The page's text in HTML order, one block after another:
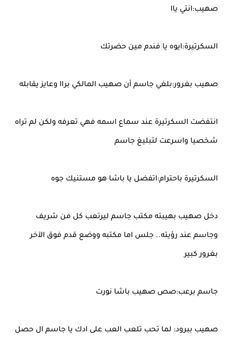
صهيب:انتي ياا
السكرتيرة:ايوه يا فندم مين حضرتك
صهيب بغرور:بلغي جاسم أن صهيب المالكي براا وعايز يقابله
انتفضت السكرتيرة عند سماع اسمه فهي تعرفه ولكن لم تراه
شخصيا واسرعت لتبليغ جاسم
السكرتيرة باحترام:اتفضل يا باشا هو مستنيك جوه
دخل صهيب بهيبته مكتب جاسم ليرتعب كل من شريف
وجاسم عند رؤيته.. جلس اما مكتبه ووضع قدم فوق الآخر
بغرور كبير
جاسم برعب:صص صهيب باشا نورت
صهيب ببرود: لما تحب تلعب العب على ادك يا جاسم ال حصل